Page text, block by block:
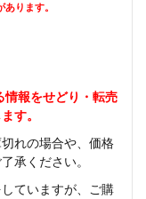
ります。
情報をせどり・転売
す。
れの場合や、価格
承ください。
ていますが、ご購